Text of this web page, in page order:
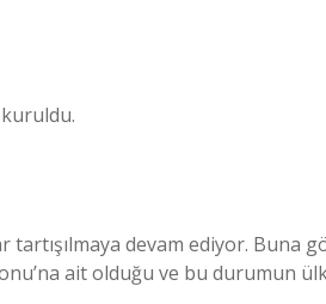
devam ediyor. Buna
ait olduğu ve bu durumun